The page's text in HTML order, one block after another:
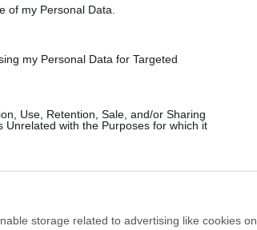
of my Personal Data.
my Personal Data for Targeted
Use, Retention, Sale, and/or Sharing
Unrelated with the Purposes for which it
storage related to advertising like cookies on